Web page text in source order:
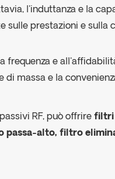
l'induttanza e la
sulle prestazioni e sulla
frequenza e
di massa e la
RF, può offrirefiltri
passa-alto, filtro